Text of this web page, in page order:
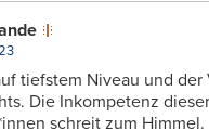
tiefstem Niveau und der
Die Inkompetenz dieser
schreit zum Himmel.